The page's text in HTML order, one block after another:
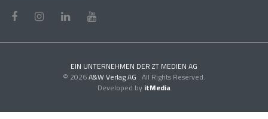
EIN UNTERNEHMEN DER ZT MEDIEN AG
© 2026A&W Verlag AG . All Rights Reserved.
Developed by itMedia